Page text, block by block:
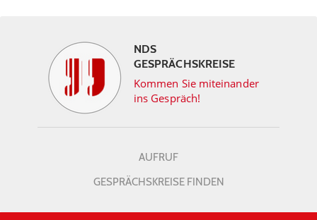
NDS
GESPRÄCHSKREISE
Kommen Sie miteinander
ins Gespräch!
AUFRUF
GESPRÄCHSKREISE FINDEN